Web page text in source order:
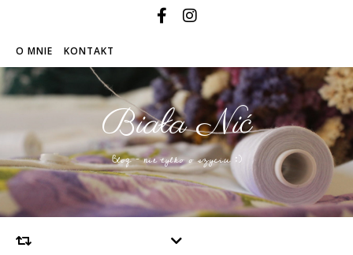
O MNIE KONTAKT
Biała Nić
Blog – nie tylko o szyciu :)